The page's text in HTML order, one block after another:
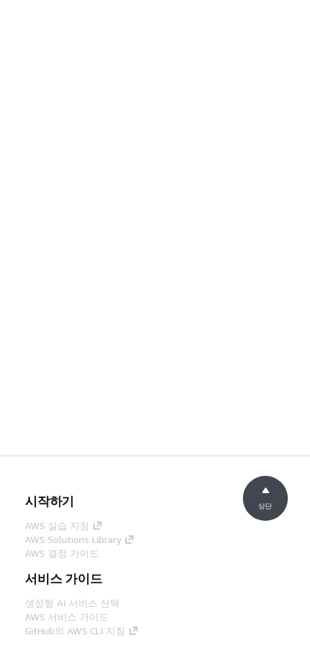
시작하기
AWS 실습 지침
AWS Solutions Library
AWS 결정 가이드
서비스 가이드
생성형 AI 서비스 선택
AWS 서비스 가이드
GitHub의 AWS CLI 지침
상단